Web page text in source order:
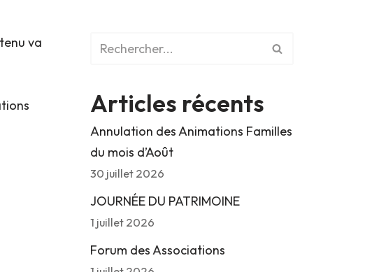
va
Articles récents
Annulation des Animations Familles
du mois d’Août
30 juillet 2026
JOURNÉE DU PATRIMOINE
1 juillet 2026
Forum des Associations